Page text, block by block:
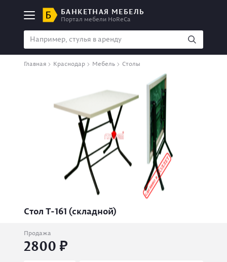
БАНКЕТНАЯ МЕБЕЛЬ
Портал мебели HoReCa
Главная Краснодар Мебель Столы
Стол Т-161 (складной)
Продажа
2800